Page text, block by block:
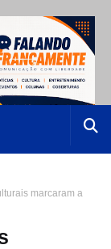
marcaram a